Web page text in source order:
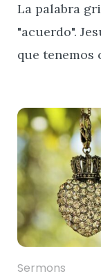
La palabra
"acuerdo".
que tenemos
Sermons